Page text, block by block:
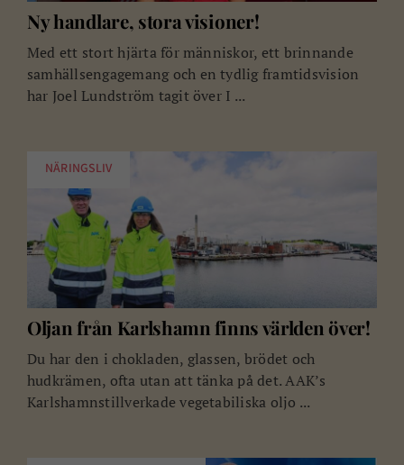
Ny handlare, stora visioner!
Med ett stort hjärta för människor, ett brinnande
samhällsengagemang och en tydlig framtidsvision
har Joel Lundström tagit över I ...
NÄRINGSLIV
Oljan från Karlshamn finns världen över!
Du har den i chokladen, glassen, brödet och
hudkrämen, ofta utan att tänka på det. AAK’s
Karlshamnstillverkade vegetabiliska oljo ...